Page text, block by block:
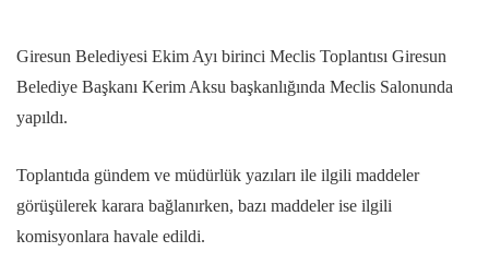
Giresun Belediyesi Ekim Ayı birinci Meclis Toplantısı Giresun
Belediye Başkanı Kerim Aksu başkanlığında Meclis Salonunda
yapıldı.
Toplantıda gündem ve müdürlük yazıları ile ilgili maddeler
görüşülerek karara bağlanırken, bazı maddeler ise ilgili
komisyonlara havale edildi.